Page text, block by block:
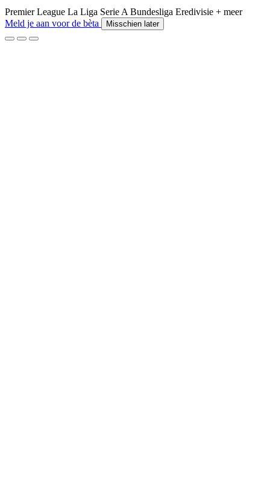
Premier League La Liga Serie A Bundesliga Eredivisie + meer
Meld je aan voor de bèta
Misschien later